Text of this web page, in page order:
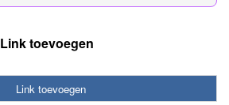
Link toevoegen
Link toevoegen